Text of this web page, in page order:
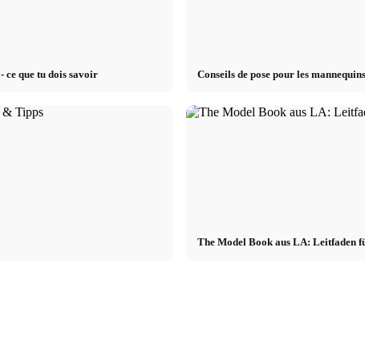
ce que tu dois savoir Conseils de pose pour les
The Model Book aus LA: Leitfaden